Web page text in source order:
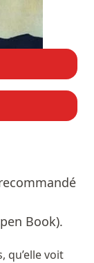
Book).
qu’elle voit